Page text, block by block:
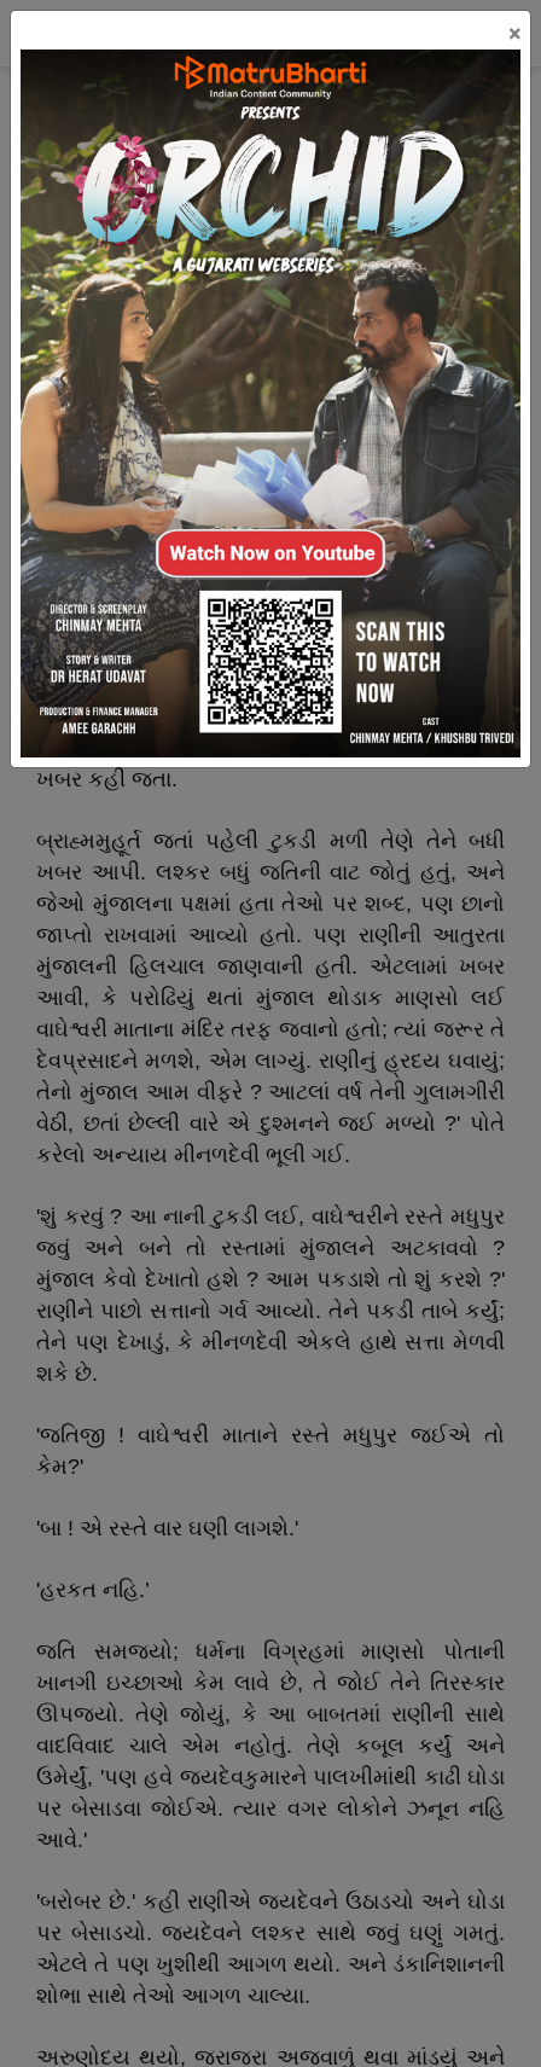
×
Patanni Prabhuta - 20
(18k) 6.9k 5.2k
૨૦. સત્તાનો નશો
જતિની બાહોશી હવે પૂર્ણ કળાએ પ્રકટવા માંડી.
ચંદ્રાવતીની નવી ફોજની કેટલીક ટુકડીઓ ઠેકાણે
ઠેકાણે મળતી ગઈ; અને રાણીને લાગ્યું, કે હવે તે
ખરેખરી સત્તાવાન થઈ. અવારનવાર આનંદસૂરિ, તેણે શી
શી ગોઠવણો કરી છે, તે તેને કહેતો. મધુપુરના લશ્કરને
થોડીઘણી ખબર પહોંચાડી હતી; નવી ફોજનો થોડોઘણો
ભાગ થોડેક દૂર આવીને પડ્યો હતો; અને મુંજાલ પર
પણ ચોકી રાખી હતી, માણસો થોડી થોડી વારે તેની
ખબર કહી જતા.
બ્રાહ્મમુહૂર્ત જતાં પહેલી ટુકડી મળી તેણે તેને બધી
ખબર આપી. લશ્કર બધું જતિની વાટ જોતું હતું, અને
જેઓ મુંજાલના પક્ષમાં હતા તેઓ પર શબ્દ, પણ છાનો
જાપ્તો રાખવામાં આવ્યો હતો. પણ રાણીની આતુરતા
મુંજાલની હિલચાલ જાણવાની હતી. એટલામાં ખબર
આવી, કે પરોઢિયું થતાં મુંજાલ થોડાક માણસો લઈ
વાઘેશ્વરી માતાના મંદિર તરફ જવાનો હતો; ત્યાં જરૂર તે
દેવપ્રસાદને મળશે, એમ લાગ્યું. રાણીનું હ્રદય ઘવાયું;
તેનો મુંજાલ આમ વીફરે ? આટલાં વર્ષ તેની ગુલામગીરી
વેઠી, છતાં છેલ્લી વારે એ દુશ્મનને જઈ મળ્યો ?' પોતે
કરેલો અન્યાય મીનળદેવી ભૂલી ગઈ.
'શું કરવું ? આ નાની ટુકડી લઈ, વાઘેશ્વરીને રસ્તે મધુપુર
જવું અને બને તો રસ્તામાં મુંજાલને અટકાવવો ?
મુંજાલ કેવો દેખાતો હશે ? આમ પકડાશે તો શું કરશે ?'
રાણીને પાછો સત્તાનો ગર્વ આવ્યો. તેને પકડી તાબે કર્યું;
તેને પણ દેખાડું, કે મીનળદેવી એકલે હાથે સત્તા મેળવી
શકે છે.
'જતિજી ! વાઘેશ્વરી માતાને રસ્તે મધુપુર જઈએ તો
કેમ?'
'બા ! એ રસ્તે વાર ઘણી લાગશે.'
'હરકત નહિ.’
જતિ સમજ્યો; ધર્મના વિગ્રહમાં માણસો પોતાની
ખાનગી ઇચ્છાઓ કેમ લાવે છે, તે જોઈ તેને તિરસ્કાર
ઊપજ્યો. તેણે જોયું, કે આ બાબતમાં રાણીની સાથે
વાદવિવાદ ચાલે એમ નહોતું. તેણે કબૂલ કર્યું અને
ઉમેર્યું, 'પણ હવે જયદેવકુમારને પાલખીમાંથી કાઢી ઘોડા
પર બેસાડવા જોઈએ. ત્યાર વગર લોકોને ઝનૂન નહિ
આવે.'
'બરોબર છે.' કહી રાણીએ જયદેવને ઉઠાડચો અને ઘોડા
પર બેસાડચો. જયદેવને લશ્કર સાથે જવું ઘણું ગમતું.
એટલે તે પણ ખુશીથી આગળ થયો. અને ડંકાનિશાનની
શોભા સાથે તેઓ આગળ ચાલ્યા.
અરુણોદય થયો, જરાજરા અજવાળું થવા માંડયું અને